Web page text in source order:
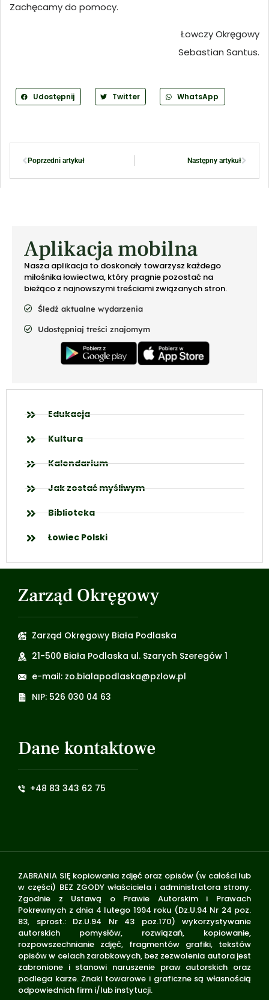
Zachęcamy do pomocy.
Łowczy Okręgowy
Sebastian Santus.
Udostępnij Twitter WhatsApp
Poprzedni artykuł Następny artykuł
Aplikacja mobilna
Nasza aplikacja to doskonały towarzysz każdego
miłośnika łowiectwa, który pragnie pozostać na
bieżąco z najnowszymi treściami związanych stron.
Śledź aktualne wydarzenia
Udostępniaj treści znajomym
Edukacja
Kultura
Kalendarium
Jak zostać myśliwym
Biblioteka
Łowiec Polski
Zarząd Okręgowy
Zarząd Okręgowy Biała Podlaska
21-500 Biała Podlaska ul. Szarych Szeregów 1
e-mail: zo.bialapodlaska@pzlow.pl
NIP: 526 030 04 63
Dane kontaktowe
+48 83 343 62 75
ZABRANIA SIĘ kopiowania zdjęć oraz opisów (w całości lub
w części) BEZ ZGODY właściciela i administratora strony.
Zgodnie z Ustawą o Prawie Autorskim i Prawach
Pokrewnych z dnia 4 lutego 1994 roku (Dz.U.94 Nr 24 poz.
83, sprost.: Dz.U.94 Nr 43 poz.170) wykorzystywanie
autorskich pomysłów, rozwiązań, kopiowanie,
rozpowszechnianie zdjęć, fragmentów grafiki, tekstów
opisów w celach zarobkowych, bez zezwolenia autora jest
zabronione i stanowi naruszenie praw autorskich oraz
podlega karze. Znaki towarowe i graficzne są własnością
odpowiednich firm i/lub instytucji.